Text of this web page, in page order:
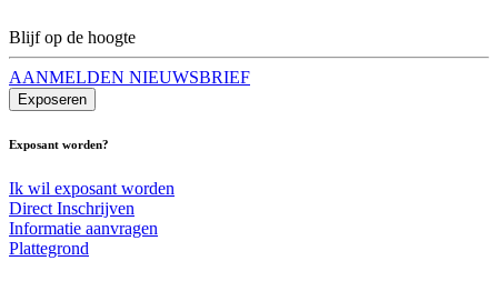
Blijf op de hoogte
AANMELDEN NIEUWSBRIEF
Exposeren
Exposant worden?
Ik wil exposant worden
Direct Inschrijven
Informatie aanvragen
Plattegrond